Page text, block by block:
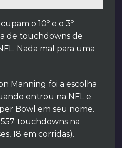
o 10º e o 3º
de touchdowns de
Nada mal para uma
Manning foi a escolha
entrou na NFL e
Bowl em seu nome.
touchdowns na
18 em corridas).